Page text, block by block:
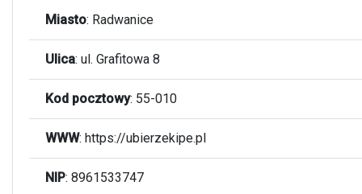
Miasto: Radwanice
Ulica: ul. Grafitowa 8
Kod pocztowy: 55-010
WWW: https://ubierzekipe.pl
NIP: 8961533747